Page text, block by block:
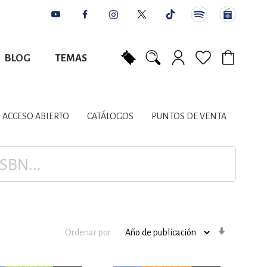
BLOG TEMAS
LITERARIOS
PLANIFICACIÓN
ACCESO ABIERTO CATÁLOGOS PUNTOS DE VENTA
Ordenar por